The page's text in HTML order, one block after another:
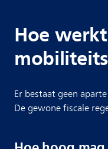
Hoe
Er bestaat geen
De gewone fiscale